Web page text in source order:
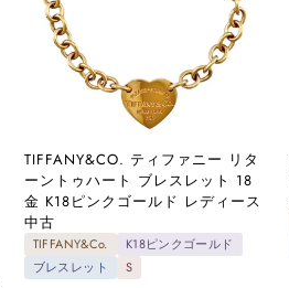
TIFFANY&CO. ティファニー リタ
ーントゥハート ブレスレット 18
金 K18ピンクゴールド レディース
中古
TIFFANY&Co.
K18ピンクゴールド
ブレスレット
S